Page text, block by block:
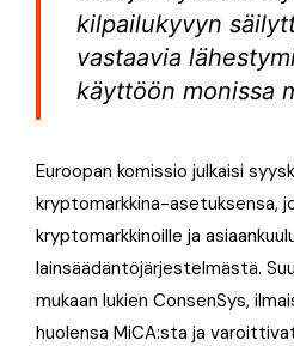
kilpailukyvyn
vastaavia
käyttöön monissa
Euroopan komissio julkaisi
kryptomarkkina-asetuksensa,
kryptomarkkinoille ja
lainsäädäntöjärjestelmästä.
mukaan lukien ConsenSys,
huolensa MiCA:sta ja